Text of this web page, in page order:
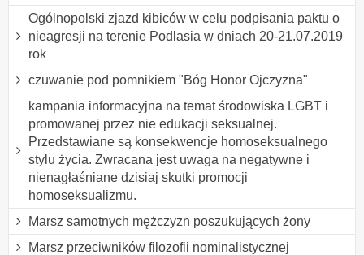
Ogólnopolski zjazd kibiców w celu podpisania paktu o
nieagresji na terenie Podlasia w dniach 20-21.07.2019
rok
czuwanie pod pomnikiem "Bóg Honor Ojczyzna"
kampania informacyjna na temat środowiska LGBT i
promowanej przez nie edukacji seksualnej.
Przedstawiane są konsekwencje homoseksualnego
stylu życia. Zwracana jest uwaga na negatywne i
nienagłaśniane dzisiaj skutki promocji
homoseksualizmu.
Marsz samotnych mężczyzn poszukujących żony
Marsz przeciwników filozofii nominalistycznej